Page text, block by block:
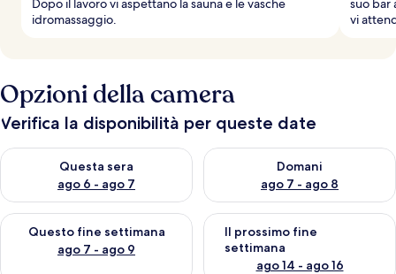
idromassaggio.
vi
Opzioni della camera
Verifica la disponibilità per queste date
Questa sera
ago 6 - ago 7
Verifica la disponibilità per questa sera, ago 6 - ago 7
Domani
ago 7 - ago 8
Verifica la disponibilità per
Questo fine settimana
ago 7 - ago 9
Verifica la disponibilità per questo fine settimana, ago 7 - ago
Il prossimo fine
settimana
ago 14 - ago 16
Verifica la disponibilità per il